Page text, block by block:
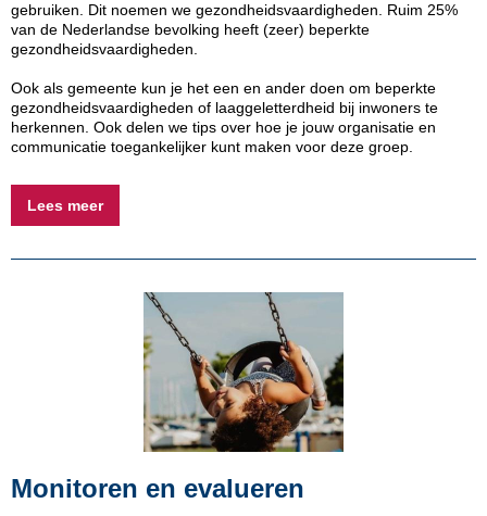
gebruiken. Dit noemen we gezondheidsvaardigheden. Ruim 25%
van de Nederlandse bevolking heeft (zeer) beperkte
gezondheidsvaardigheden.
Ook als gemeente kun je het een en ander doen om beperkte
gezondheidsvaardigheden of laaggeletterdheid bij inwoners te
herkennen. Ook delen we tips over hoe je jouw organisatie en
communicatie toegankelijker kunt maken voor deze groep.
Lees meer
Monitoren en evalueren